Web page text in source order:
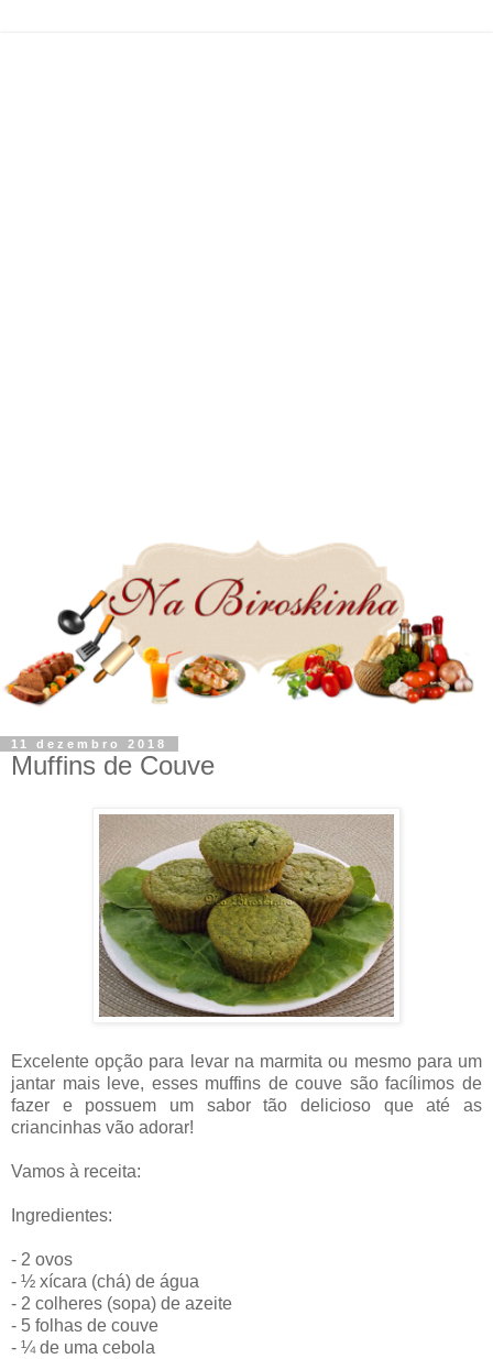
11 dezembro 2018
Muffins de Couve
Excelente opção para levar na marmita ou mesmo para um
jantar mais leve, esses muffins de couve são facílimos de
fazer e possuem um sabor tão delicioso que até as
criancinhas vão adorar!
Vamos à receita:
Ingredientes:
- 2 ovos
- ½ xícara (chá) de água
- 2 colheres (sopa) de azeite
- 5 folhas de couve
- ¼ de uma cebola